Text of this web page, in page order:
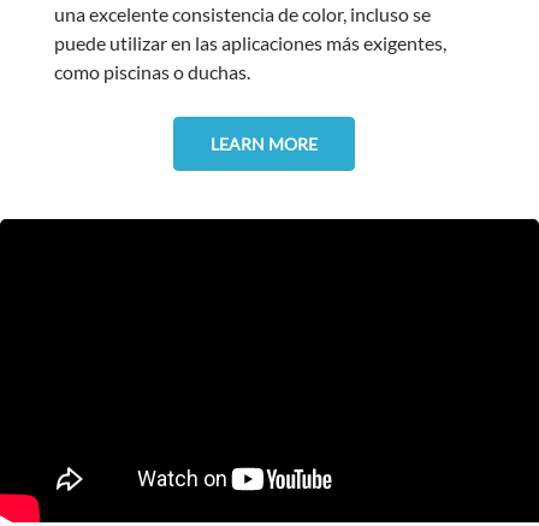
una excelente consistencia de color, incluso se
puede utilizar en las aplicaciones más exigentes,
como piscinas o duchas.
LEARN MORE